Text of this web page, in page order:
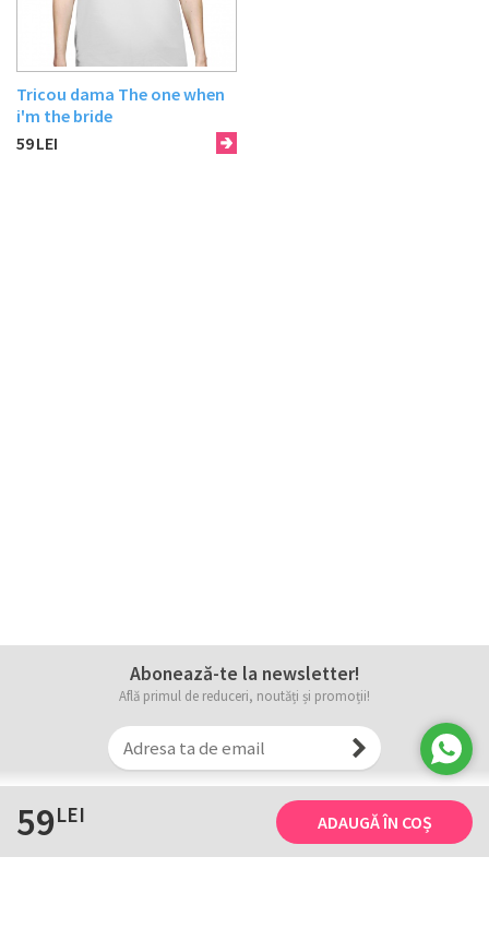
59LEI ADAUGĂ ÎN COȘ
Tricou dama The one when
i'm the bride
59LEI
Abonează-te la newsletter!
Află primul de reduceri, noutăți și promoții!
Tricourile noastre